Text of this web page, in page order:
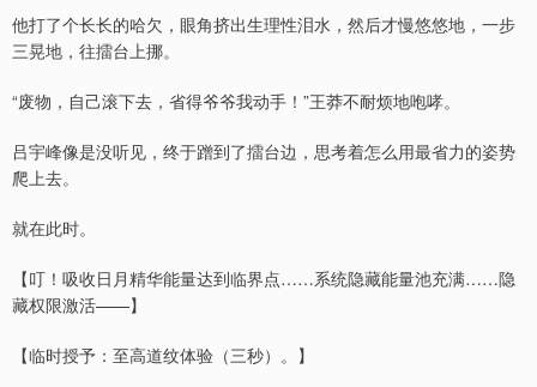
他打了个长长的哈欠，眼角挤出生理性泪水，然后才慢悠悠地，一步
三晃地，往擂台上挪。
“废物，自己滚下去，省得爷爷我动手！”王莽不耐烦地咆哮。
吕宇峰像是没听见，终于蹭到了擂台边，思考着怎么用最省力的姿势
爬上去。
就在此时。
【叮！吸收日月精华能量达到临界点……系统隐藏能量池充满……隐
藏权限激活——】
【临时授予：至高道纹体验（三秒）。】